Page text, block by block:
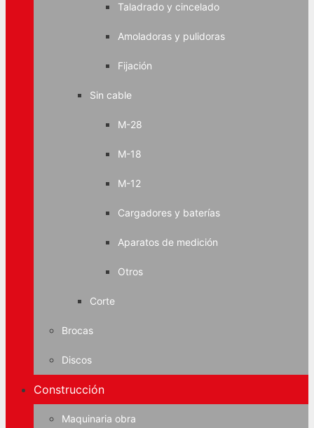
Taladrado y cincelado
Amoladoras y pulidoras
Fijación
Sin cable
M-28
M-18
M-12
Cargadores y baterías
Aparatos de medición
Otros
Corte
Brocas
Discos
Construcción
Maquinaria obra